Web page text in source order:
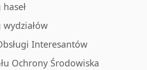
Interesantów
Ochrony Środowiska